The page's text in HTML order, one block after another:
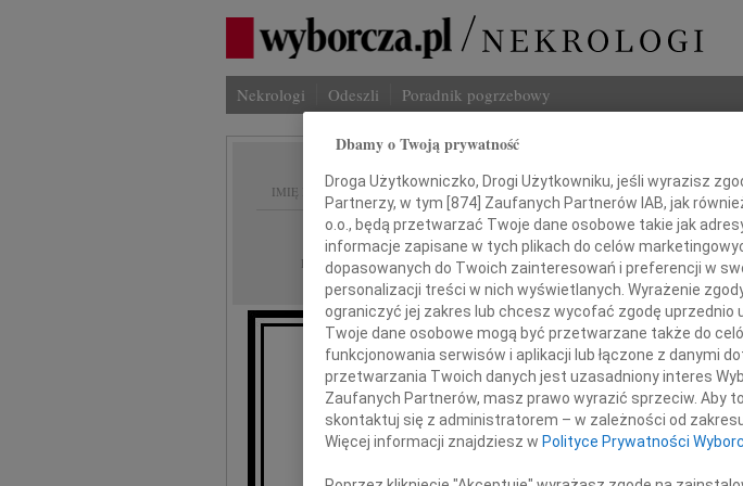
Nekrologi Odeszli Poradnik pogrzebowy
IMIĘ I NAZWISKO:
REGION: Płock
DATA EMISJI: 03.12.2021
Pani
Dbamy o Twoją prywatność
Droga Użytkowniczko, Drogi Użytkowniku, jeśli wyrazisz
Partnerzy, w tym [874] Zaufanych Partnerów IAB, jak
o.o., będą przetwarzać Twoje dane osobowe takie jak
informacje zapisane w tych plikach do celów
dopasowanych do Twoich zainteresowań i preferencji w
personalizacji treści w nich wyświetlanych. Wyrażenie
ograniczyć jej zakres lub chcesz wycofać zgodę uprzednio
Twoje dane osobowe mogą być przetwarzane także do
funkcjonowania serwisów i aplikacji lub łączone z danymi
przetwarzania Twoich danych jest uzasadniony interes
Zaufanych Partnerów, masz prawo wyrazić sprzeciw. Aby
skontaktuj się z administratorem – w zależności od
Więcej informacji znajdziesz w Polityce Prywatności